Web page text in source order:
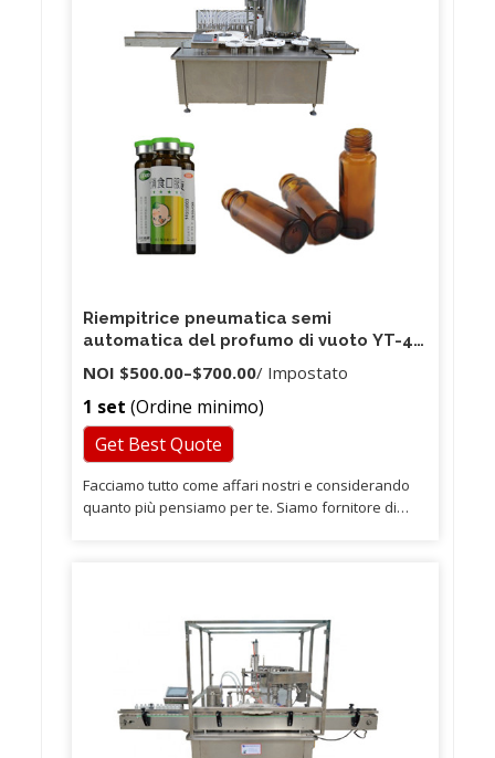
Riempitrice pneumatica semi
automatica del profumo di vuoto YT-4
per liquore
NOI $500.00–$700.00/ Impostato
1 set (Ordine minimo)
Get Best Quote
Facciamo tutto come affari nostri e considerando
quanto più pensiamo per te. Siamo fornitore di
garantire che gli articoli siano gli stessi desiderati.